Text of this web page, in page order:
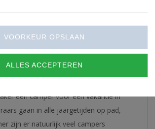
zijn we blij: het aantal mensen dat kiest
een camper blijkt nog steeds te groeien.
meldden onlangs een flinke plus
een camper voor een vakantie in
gaan in alle jaargetijden op pad,
zijn er natuurlijk veel campers
VOORKEUR OPSLAAN
ALLES ACCEPTEREN